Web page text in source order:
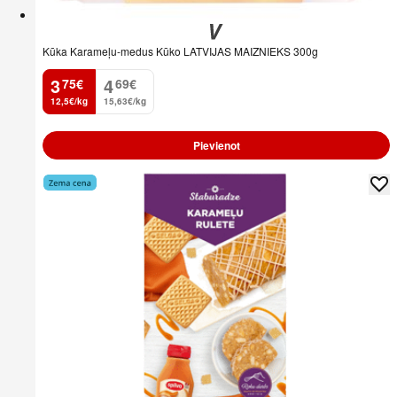
Kūka Karameļu-medus Kūko LATVIJAS MAIZNIEKS 300g
3
. 75€
12,5€/kg
4
. 69€
15,63€/kg
Pievienot